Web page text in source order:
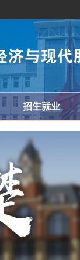
招生就业